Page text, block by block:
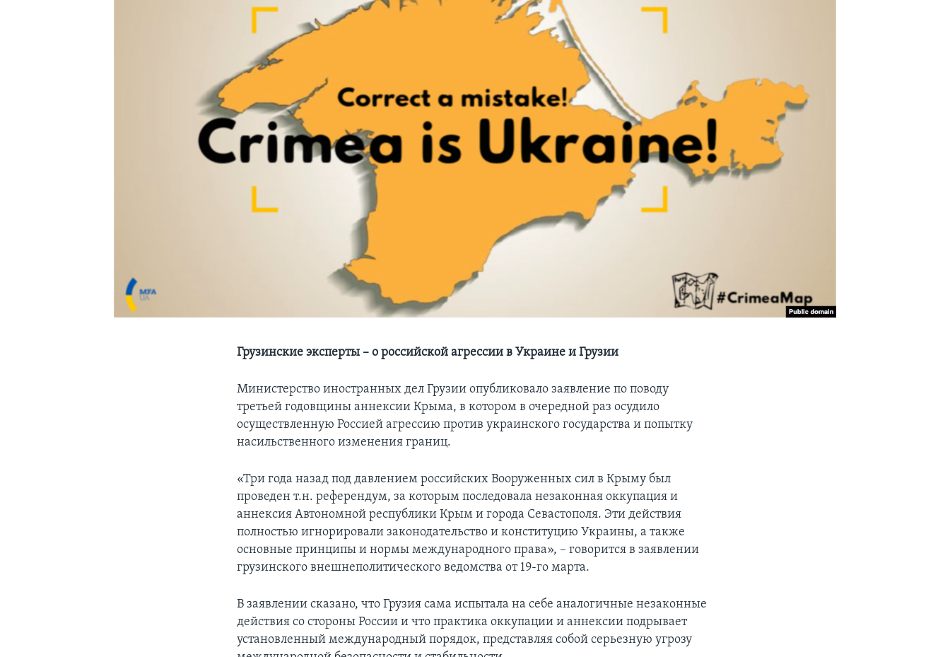
Грузинские эксперты – о российской агрессии в Украине и Грузии
Министерство иностранных дел Грузии опубликовало заявление по поводу
третьей годовщины аннексии Крыма, в котором в очередной раз осудило
осуществленную Россией агрессию против украинского государства и попытку
насильственного изменения границ.
«Три года назад под давлением российских Вооруженных сил в Крыму был
проведен т.н. референдум, за которым последовала незаконная оккупация и
аннексия Автономной республики Крым и города Севастополя. Эти действия
полностью игнорировали законодательство и конституцию Украины, а также
основные принципы и нормы международного права», – говорится в заявлении
грузинского внешнеполитического ведомства от 19-го марта.
В заявлении сказано, что Грузия сама испытала на себе аналогичные незаконные
действия со стороны России и что практика оккупации и аннексии подрывает
установленный международный порядок, представляя собой серьезную угрозу